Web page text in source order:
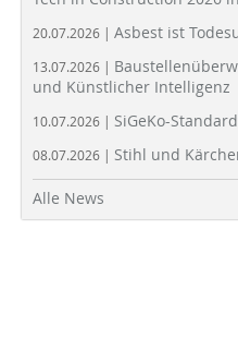
20.07.2026 | Asbest ist
13.07.2026 |
und Künstlicher Intelligenz
10.07.2026 | SiGeKo-
08.07.2026 | Stihl und
Alle News